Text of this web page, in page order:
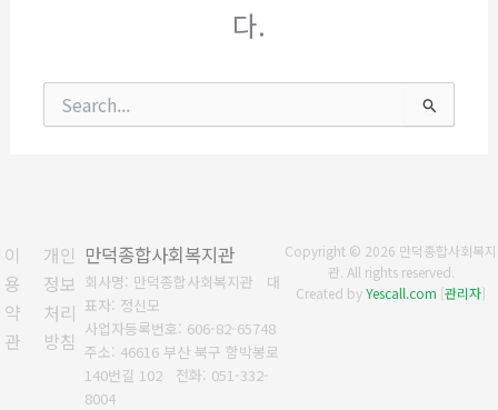
다.
이
용
약
관
개인
정보
처리
방침
만덕종합사회복지관
회사명: 만덕종합사회복지관 대
표자: 정신모
사업자등록번호: 606-82-65748
주소: 46616 부산 북구 함박봉로
140번길 102 전화: 051-332-
8004
Copyright © 2026 만덕종합사회복지
관. All rights reserved.
Created byYescall.com [관리자]